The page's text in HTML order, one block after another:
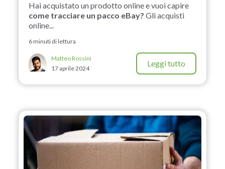
Hai acquistato un prodotto online e vuoi capire
come tracciare un pacco eBay? Gli acquisti
online...
6 minuti di lettura
Matteo Rossini
17 aprile 2024
Leggi tutto